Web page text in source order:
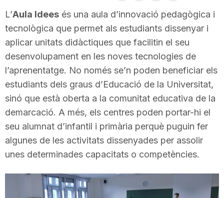
u
t
d
L’Aula Idees és una aula d’innovació pedagògica i
tecnològica que permet als estudiants dissenyar i
aplicar unitats didàctiques que facilitin el seu
desenvolupament en les noves tecnologies de
l’aprenentatge. No només se’n poden beneficiar els
estudiants dels graus d’Educació de la Universitat,
sinó que està oberta a la comunitat educativa de la
demarcació. A més, els centres poden portar-hi el
seu alumnat d’infantil i primària perquè puguin fer
algunes de les activitats dissenyades per assolir
unes determinades capacitats o competències.